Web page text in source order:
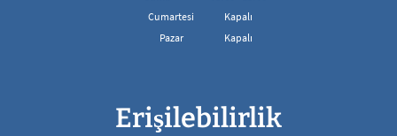
08:00 - 13:00 arası
Cumartesi
Kapalı
Pazar
Kapalı
Erişilebilirlik